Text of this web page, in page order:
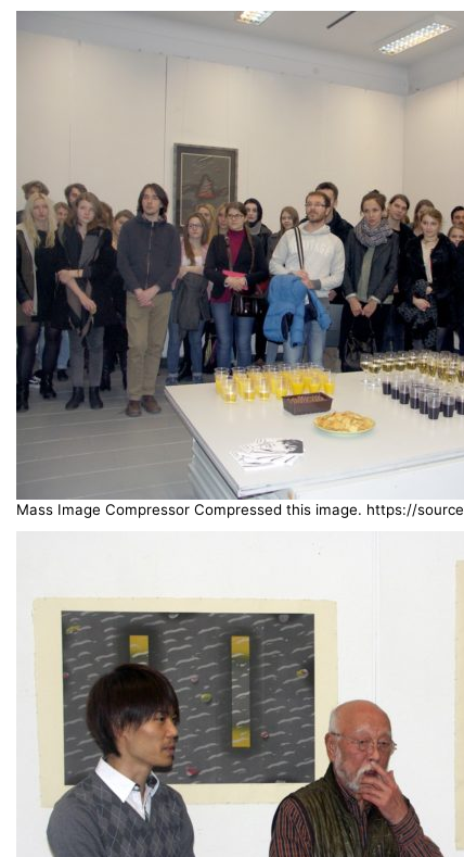
Mass Image Compressor Compressed this image. https://